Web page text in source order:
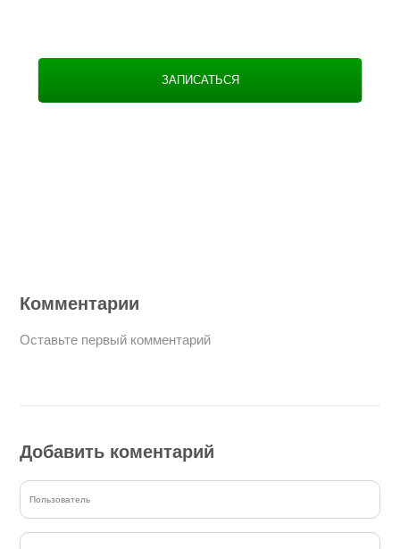
ЗАПИСАТЬСЯ
Комментарии
Оставьте первый комментарий
Добавить коментарий